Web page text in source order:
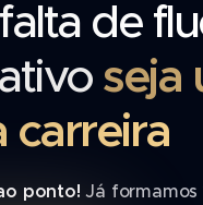
de
seja
carreira
ponto! Já formamos